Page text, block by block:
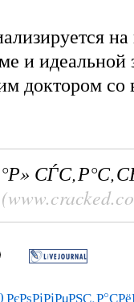
и
доктором со